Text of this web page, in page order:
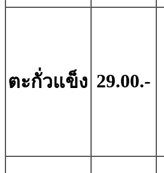
ตะกั่วแข็ง 29.00.-